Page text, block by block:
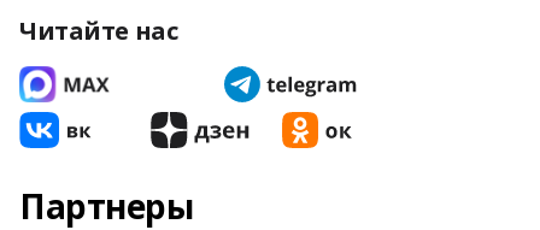
Читайте нас
Партнеры